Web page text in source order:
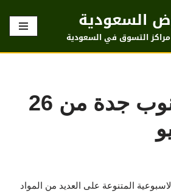
السعودية
التسوق في السعودية
عروض الدانوب جدة من 26
المتنوعة على العديد من المواد